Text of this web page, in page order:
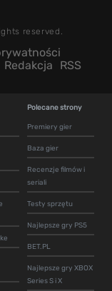
reserved.
Redakcja RSS
Polecane strony
Premiery gier
Baza gier
Recenzje filmów i
seriali
Testy sprzętu
Najlepsze gry PS5
BET.PL
Najlepsze gry XBOX
Series S i X